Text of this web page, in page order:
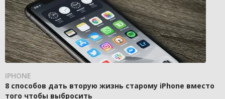
IPHONE
8 способов дать вторую жизнь старому iPhone вместо
того чтобы выбросить